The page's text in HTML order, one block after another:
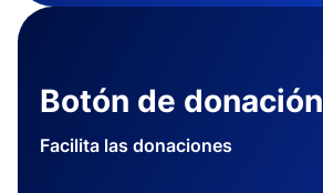
Botón de donación
Facilita las donaciones